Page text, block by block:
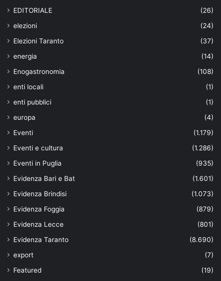
EDITORIALE
(26)
elezioni
(24)
Elezioni Taranto
(37)
energia
(14)
Enogastronomia
(108)
enti locali
(1)
enti pubblici
(1)
europa
(4)
Eventi
(1.179)
Eventi e cultura
(1.286)
Eventi in Puglia
(935)
Evidenza Bari e Bat
(1.601)
Evidenza Brindisi
(1.073)
Evidenza Foggia
(879)
Evidenza Lecce
(801)
Evidenza Taranto
(8.690)
export
(7)
Featured
(19)